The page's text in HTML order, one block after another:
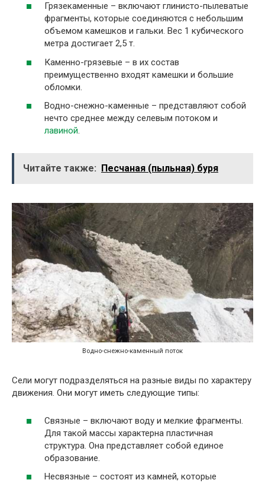
Грязекаменные – включают глинисто-пылеватые
фрагменты, которые соединяются с небольшим
объемом камешков и гальки. Вес 1 кубического
метра достигает 2,5 т.
Каменно-грязевые – в их состав
преимущественно входят камешки и большие
обломки.
Водно-снежно-каменные – представляют собой
нечто среднее между селевым потоком и
лавиной.
Читайте также: Песчаная (пыльная) буря
Водно-снежно-каменный поток
Сели могут подразделяться на разные виды по характеру
движения. Они могут иметь следующие типы:
Связные – включают воду и мелкие фрагменты.
Для такой массы характерна пластичная
структура. Она представляет собой единое
образование.
Несвязные – состоят из камней, которые